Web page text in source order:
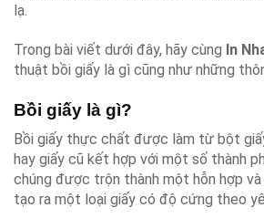
lạ.
Trong bài viết dưới đây, hãy cùng In
thuật bồi giấy là gì cũng như những
Bồi giấy là gì?
Bồi giấy thực chất được làm từ bột
hay giấy cũ kết hợp với một số thành
chúng được trộn thành một hỗn hợp
tạo ra một loại giấy có độ cứng theo